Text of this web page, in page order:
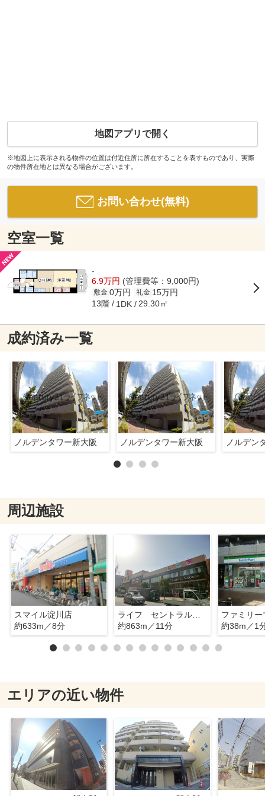
地図アプリで開く
※地図上に表示される物件の位置は付近住所に所在することを表すものであり、実際
の物件所在地とは異なる場合がございます。
お問い合わせ(無料)
空室一覧
-
6.9万円 (管理費等：9,000円)
敷金 0万円 礼金 15万円
13階 1DK 29.30㎡
成約済み一覧
ノルデンタワー新大阪 ノルデンタワー新大阪 ノルデン
周辺施設
スマイル淀川店
約633m／8分
ライフ セントラルスクエア西宮原店
約863m／11分
約38m／1
エリアの近い物件